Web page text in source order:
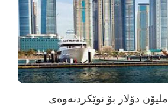
بانکی جیهانی 100 ملیۆن دۆلار بۆ نوێکردنەوەی